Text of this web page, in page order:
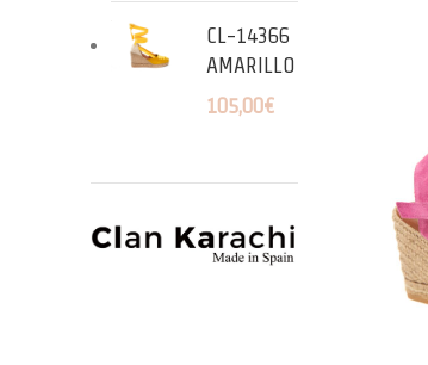
CL-14366
AMARILLO
105,00€